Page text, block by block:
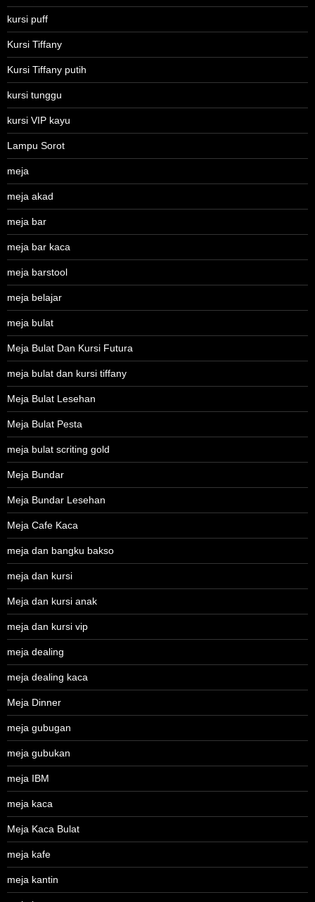
kursi puff
Kursi Tiffany
Kursi Tiffany putih
kursi tunggu
kursi VIP kayu
Lampu Sorot
meja
meja akad
meja bar
meja bar kaca
meja barstool
meja belajar
meja bulat
Meja Bulat Dan Kursi Futura
meja bulat dan kursi tiffany
Meja Bulat Lesehan
Meja Bulat Pesta
meja bulat scriting gold
Meja Bundar
Meja Bundar Lesehan
Meja Cafe Kaca
meja dan bangku bakso
meja dan kursi
Meja dan kursi anak
meja dan kursi vip
meja dealing
meja dealing kaca
Meja Dinner
meja gubugan
meja gubukan
meja IBM
meja kaca
Meja Kaca Bulat
meja kafe
meja kantin